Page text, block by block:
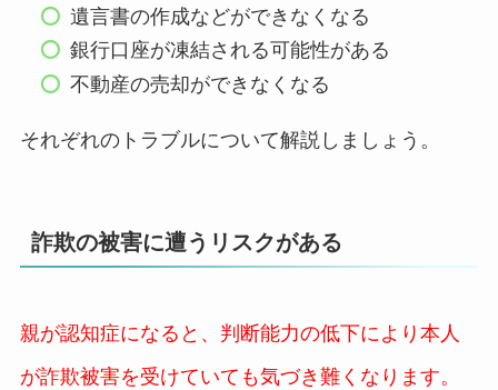
遺言書の作成などができなくなる
銀行口座が凍結される可能性がある
不動産の売却ができなくなる
それぞれのトラブルについて解説しましょう。
詐欺の被害に遭うリスクがある
親が認知症になると、判断能力の低下により本人
が詐欺被害を受けていても気づき難くなります。